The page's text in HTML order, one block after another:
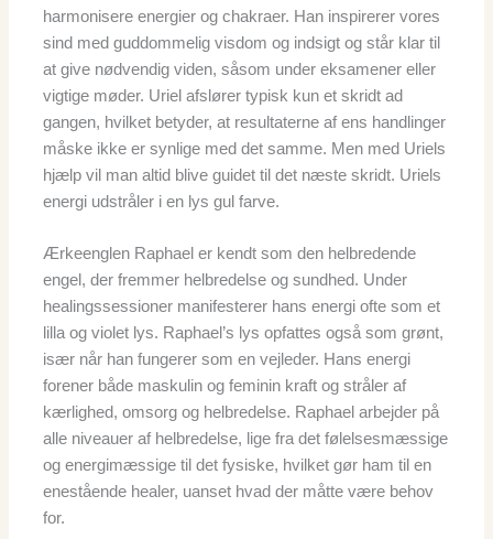
harmonisere energier og chakraer. Han inspirerer vores
sind med guddommelig visdom og indsigt og står klar til
at give nødvendig viden, såsom under eksamener eller
vigtige møder. Uriel afslører typisk kun et skridt ad
gangen, hvilket betyder, at resultaterne af ens handlinger
måske ikke er synlige med det samme. Men med Uriels
hjælp vil man altid blive guidet til det næste skridt. Uriels
energi udstråler i en lys gul farve.
Ærkeenglen Raphael er kendt som den helbredende
engel, der fremmer helbredelse og sundhed. Under
healingssessioner manifesterer hans energi ofte som et
lilla og violet lys. Raphael’s lys opfattes også som grønt,
især når han fungerer som en vejleder. Hans energi
forener både maskulin og feminin kraft og stråler af
kærlighed, omsorg og helbredelse. Raphael arbejder på
alle niveauer af helbredelse, lige fra det følelsesmæssige
og energimæssige til det fysiske, hvilket gør ham til en
enestående healer, uanset hvad der måtte være behov
for.